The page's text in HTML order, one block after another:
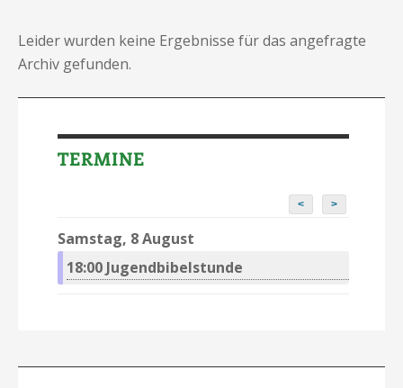
Leider wurden keine Ergebnisse für das angefragte
Archiv gefunden.
TERMINE
< >
Samstag, 8 August
18:00 Jugendbibelstunde